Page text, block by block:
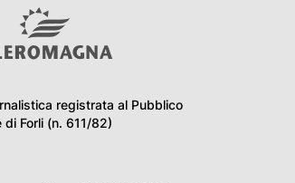
registrata al Pubblico
di Forli (n. 611/82)